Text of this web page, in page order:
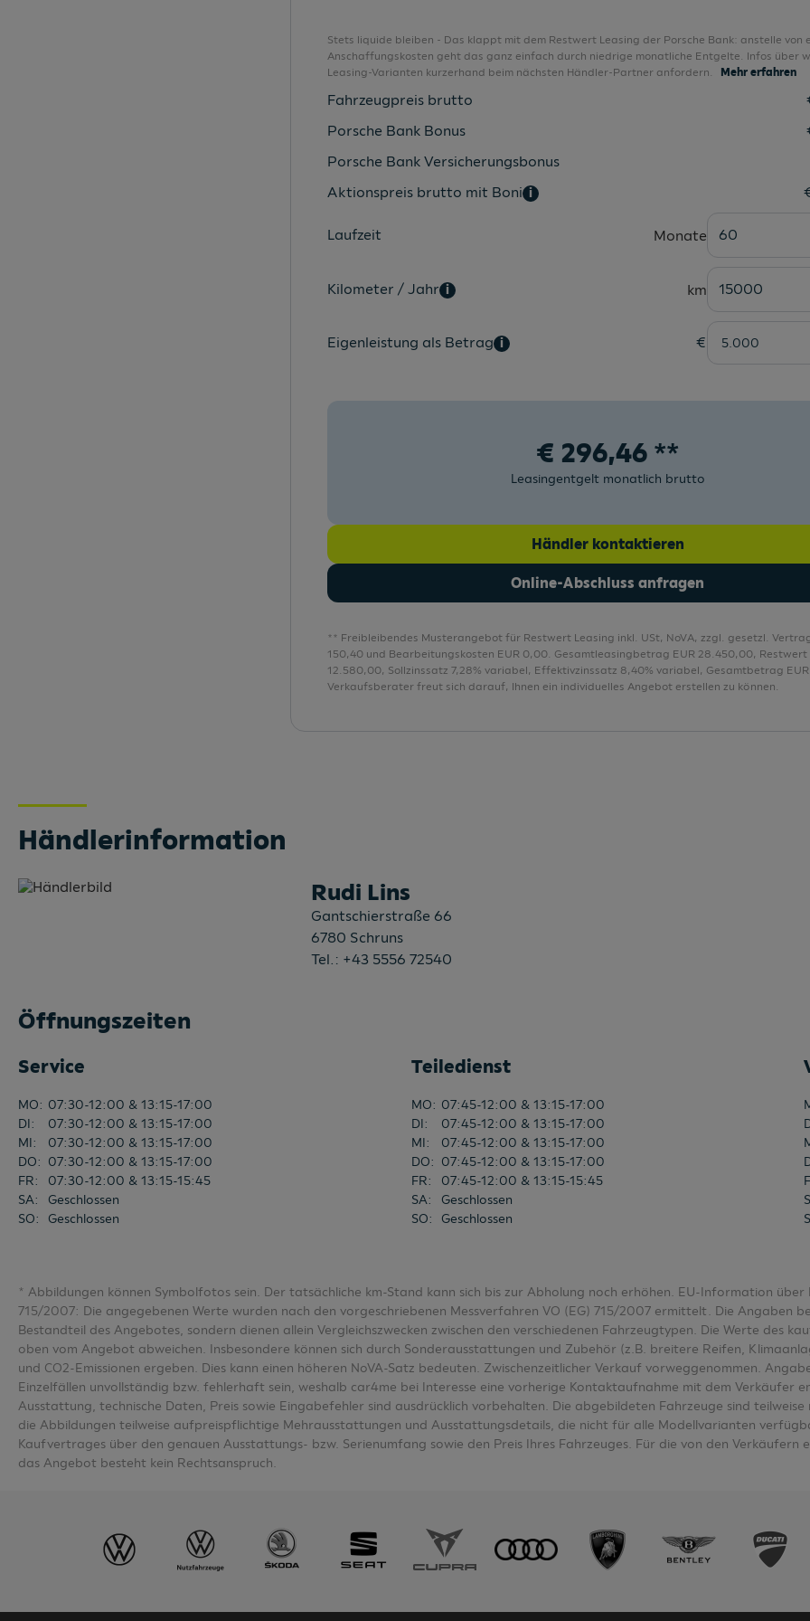
LED-Nebelscheinwerfer
LED-Nebelschlussleuchte
LED-Rückleuchten
LED-Scheinwerfer
LED-Tagfahrlicht
Lederlenkrad 2-Speichen + Bedienelemente
Leseleuchten vorne
LM-Felgen 17" Stratos
Stets liquide bleiben - Das klappt mit dem Restwert Leasing der Porsche Bank: anstelle von
Anschaffungskosten geht das ganz einfach durch niedrige monatliche Entgelte. Infos über
Leasing-Varianten kurzerhand beim nächsten Händler-Partner anfordern.
Mehr erfahren
Fahrzeugpreis brutto
Porsche Bank Bonus
Porsche Bank Versicherungsbonus
Aktionspreis brutto mit Boni i
Laufzeit Monate 60
Kilometer / Jahr i km 15000
Eigenleistung als Betrag i €
€ 296,46 **
Leasingentgelt monatlich brutto
Händler kontaktieren
Online-Abschluss anfragen
** Freibleibendes Musterangebot für Restwert Leasing inkl. USt, NoVA, zzgl. gesetzl.
150,40 und Bearbeitungskosten EUR 0,00. Gesamtleasingbetrag EUR 28.450,00, Restwert
12.580,00, Sollzinssatz 7,28% variabel, Effektivzinssatz 8,40% variabel, Gesamtbetrag
Verkaufsberater freut sich darauf, Ihnen ein individuelles Angebot erstellen zu können.
Händlerinformation
Rudi Lins
Gantschierstraße 66
6780 Schruns
Tel.: +43 5556 72540
Öffnungszeiten
Service
MO: 07:30-12:00 & 13:15-17:00
DI:
07:30-12:00 & 13:15-17:00
MI:
07:30-12:00 & 13:15-17:00
DO: 07:30-12:00 & 13:15-17:00
FR:
07:30-12:00 & 13:15-15:45
SA:
Geschlossen
SO: Geschlossen
Teiledienst
MO: 07:45-12:00 & 13:15-17:00
DI:
07:45-12:00 & 13:15-17:00
MI:
07:45-12:00 & 13:15-17:00
DO: 07:45-12:00 & 13:15-17:00
FR:
07:45-12:00 & 13:15-15:45
SA:
Geschlossen
SO: Geschlossen
* Abbildungen können Symbolfotos sein. Der tatsächliche km-Stand kann sich bis zur Abholung noch erhöhen. EU-Information
715/2007: Die angegebenen Werte wurden nach den vorgeschriebenen Messverfahren VO (EG) 715/2007 ermittelt. Die Angaben
Bestandteil des Angebotes, sondern dienen allein Vergleichszwecken zwischen den verschiedenen Fahrzeugtypen. Die Werte des
oben vom Angebot abweichen. Insbesondere können sich durch Sonderausstattungen und Zubehör (z.B. breitere Reifen,
und CO2-Emissionen ergeben. Dies kann einen höheren NoVA-Satz bedeuten. Zwischenzeitlicher Verkauf vorweggenommen.
Einzelfällen unvollständig bzw. fehlerhaft sein, weshalb car4me bei Interesse eine vorherige Kontaktaufnahme mit dem Verkäufer
Ausstattung, technische Daten, Preis sowie Eingabefehler sind ausdrücklich vorbehalten. Die abgebildeten Fahrzeuge sind
die Abbildungen teilweise aufpreispflichtige Mehrausstattungen und Ausstattungsdetails, die nicht für alle Modellvarianten
Kaufvertrages über den genauen Ausstattungs- bzw. Serienumfang sowie den Preis Ihres Fahrzeuges. Für die von den
das Angebot besteht kein Rechtsanspruch.